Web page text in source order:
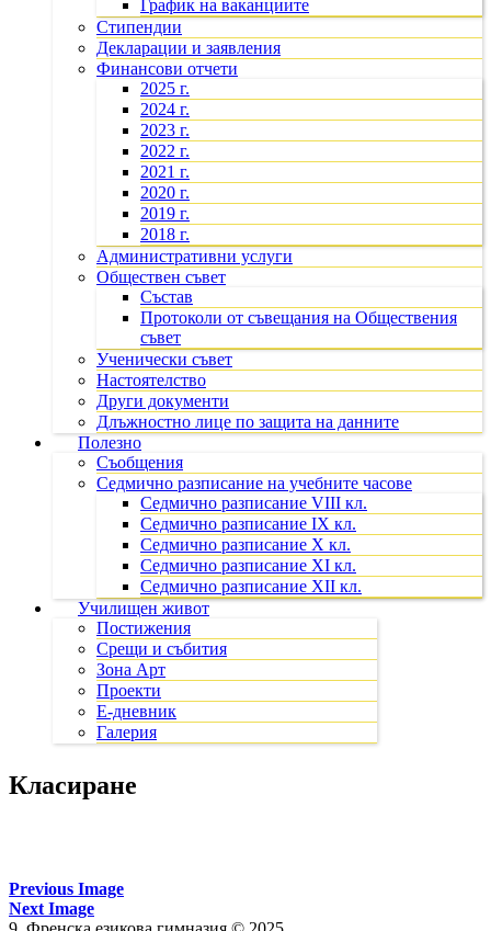
График на ваканциите
Стипендии
Декларации и заявления
Финансови отчети
2025 г.
2024 г.
2023 г.
2022 г.
2021 г.
2020 г.
2019 г.
2018 г.
Административни услуги
Обществен съвет
Състав
Протоколи от съвещания на Обществения
съвет
Ученически съвет
Настоятелство
Други документи
Длъжностно лице по защита на данните
Полезно
Съобщения
Седмично разписание на учебните часове
Седмично разписание VIII кл.
Седмично разписание IX кл.
Седмично разписание X кл.
Седмично разписание XI кл.
Седмично разписание XII кл.
Училищен живот
Постижения
Срещи и събития
Зона Арт
Проекти
Е-дневник
Галерия
Класиране
Previous Image
Next Image